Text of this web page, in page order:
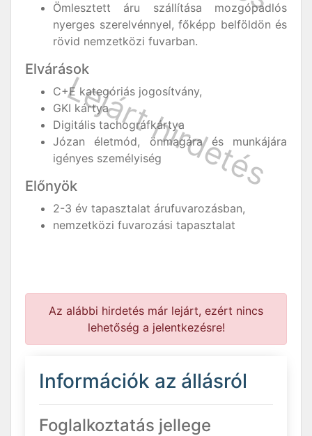
Ömlesztett áru szállítása mozgópadlós
nyerges szerelvénnyel, főképp belföldön és
rövid nemzetközi fuvarban.
Elvárások
C+E kategóriás jogosítvány,
GKI kártya
Digitális tachográfkártya
Józan életmód, önmagára és munkájára
igényes személyiség
Előnyök
2-3 év tapasztalat árufuvarozásban,
nemzetközi fuvarozási tapasztalat
Az alábbi hirdetés már lejárt, ezért nincs
lehetőség a jelentkezésre!
Információk az állásról
Foglalkoztatás jellege